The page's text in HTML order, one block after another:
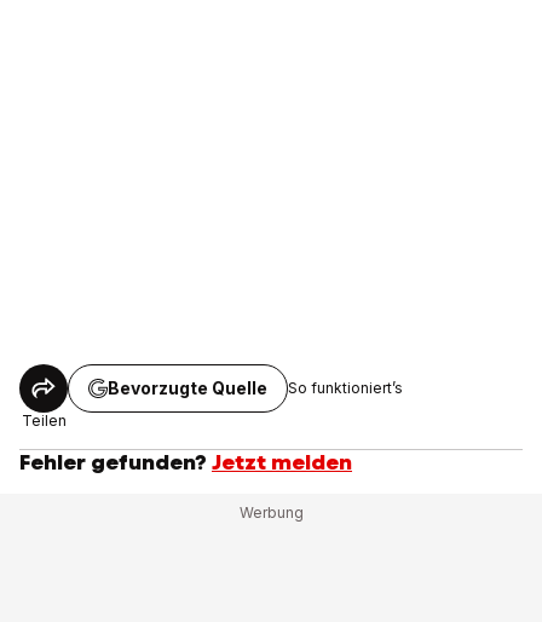
Teilen
Bevorzugte Quelle So funktioniert’s
Fehler gefunden? Jetzt melden